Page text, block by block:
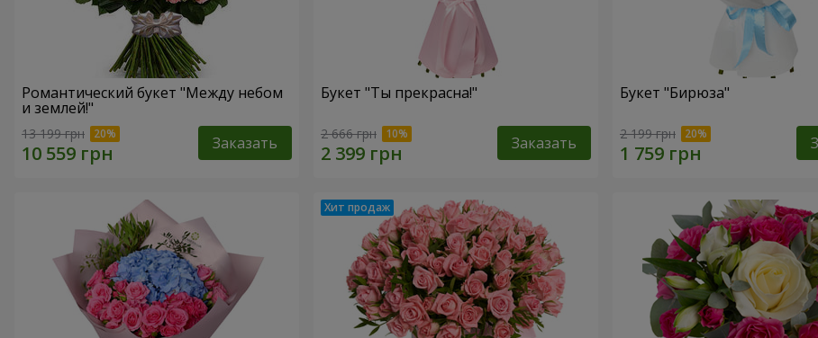
Романтический букет "Между небом
и землей!"
13 199 грн Заказать
Букет "Ты прекрасна!"
2 666 грн Заказать
Букет "Бирюза"
2 199 грн